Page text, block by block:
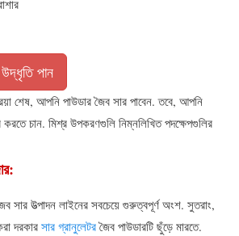
পান
শেষ, আপনি পাউডার জৈব সার পাবেন. তবে, আপনি
করতে চান. মিশ্র উপকরণগুলি নিম্নলিখিত পদক্ষেপগুলির
সার উত্পাদন লাইনের সবচেয়ে গুরুত্বপূর্ণ অংশ. সুতরাং,
দরকার সার গ্রানুলেটরজৈব পাউডারটি ছুঁড়ে মারতে.